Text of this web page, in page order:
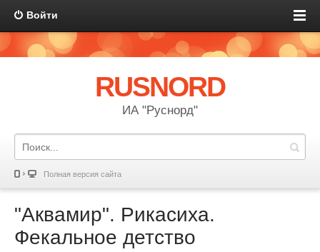
Войти
RUSNORD
ИА "Руснорд"
Полная версия сайта
"Аквамир". Рикасиха.
Фекальное детство